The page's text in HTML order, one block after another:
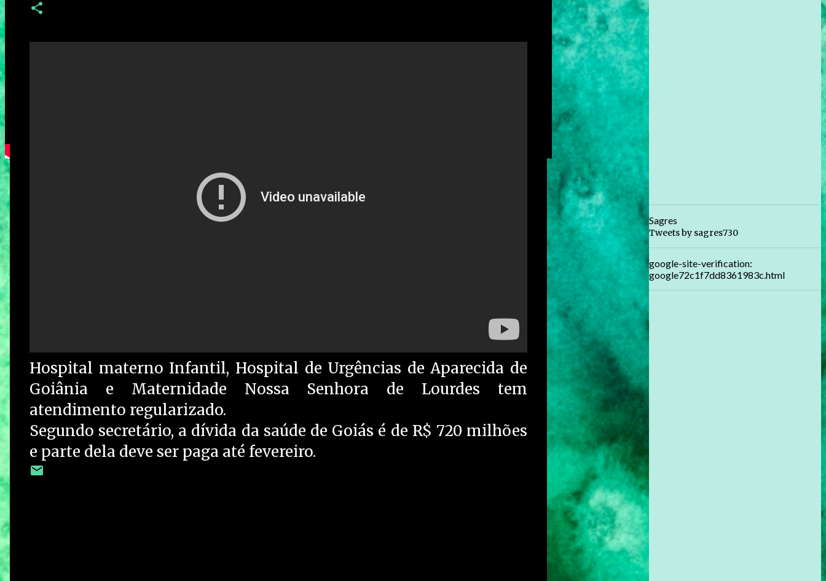
Hospital materno Infantil, Hospital de Urgências de Aparecida de
Goiânia e Maternidade Nossa Senhora de Lourdes tem
atendimento regularizado.
Segundo secretário, a dívida da saúde de Goiás é de R$ 720 milhões
e parte dela deve ser paga até fevereiro.
Sagres
Tweets by sagres730
google-site-verification:
google72c1f7dd8361983c.html